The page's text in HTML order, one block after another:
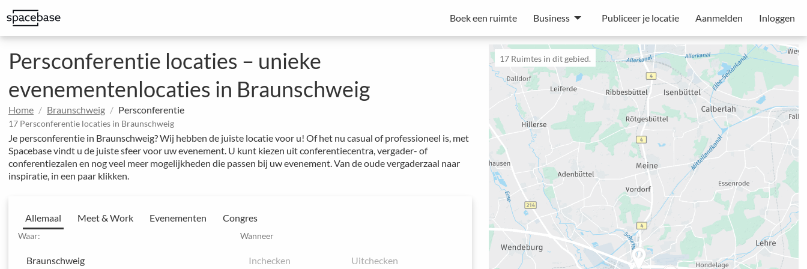
Boek een ruimte Business Publiceer je locatie Aanmelden Inloggen
17 Ruimtes in dit gebied.
Persconferentie locaties – unieke
evenementenlocaties in Braunschweig
Home Braunschweig Persconferentie
17 Persconferentie locaties in Braunschweig
Je persconferentie in Braunschweig? Wij hebben de juiste locatie voor u! Of het nu casual of professioneel is, met
Spacebase vindt u de juiste sfeer voor uw evenement. U kunt kiezen uit conferentiecentra, vergader- of
conferentiezalen en nog veel meer mogelijkheden die passen bij uw evenement. Van de oude vergaderzaal naar
inspiratie, in een paar klikken.
Allemaal Meet & Work Evenementen Congres
Waar: Wanneer